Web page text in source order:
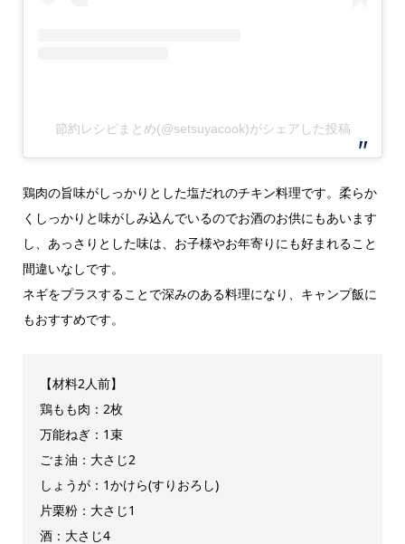
節約レシピまとめ(@setsuyacook)がシェアした投稿
鶏肉の旨味がしっかりとした塩だれのチキン料理です。柔らか
くしっかりと味がしみ込んでいるのでお酒のお供にもあいます
し、あっさりとした味は、お子様やお年寄りにも好まれること
間違いなしです。
ネギをプラスすることで深みのある料理になり、キャンプ飯に
もおすすめです。
【材料2人前】
鶏もも肉：2枚
万能ねぎ：1束
ごま油：大さじ2
しょうが：1かけら(すりおろし)
片栗粉：大さじ1
酒：大さじ4